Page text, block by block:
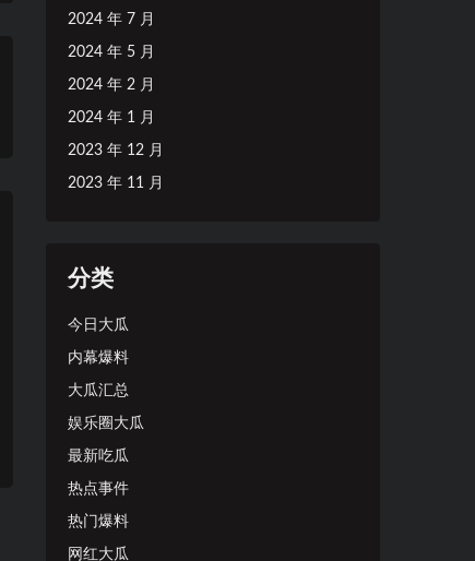
2024 年 7 月
2024 年 5 月
2024 年 2 月
2024 年 1 月
2023 年 12 月
2023 年 11 月
分类
今日大瓜
内幕爆料
大瓜汇总
娱乐圈大瓜
最新吃瓜
热点事件
热门爆料
网红大瓜